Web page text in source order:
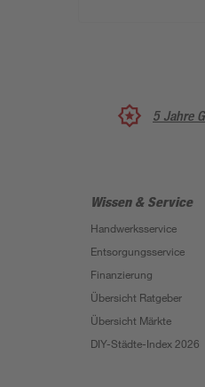
5 Jahre
Wissen & Service
Handwerksservice
Entsorgungsservice
Finanzierung
Übersicht Ratgeber
Übersicht Märkte
DIY-Städte-Index 2026